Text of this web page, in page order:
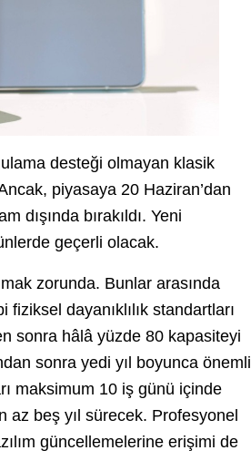
desteği olmayan klasik
piyasaya 20 Haziran’dan
dışında bırakıldı. Yeni
geçerli olacak.
zorunda. Bunlar arasında
dayanıklılık standartları
sonra hâlâ yüzde 80 kapasiteyi
sonra yedi yıl boyunca önemli
maksimum 10 iş günü içinde
az beş yıl sürecek. Profesyonel
güncellemelerine erişimi de